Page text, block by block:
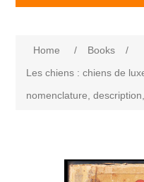
Home / Books /
Les chiens : chiens de
nomenclature,